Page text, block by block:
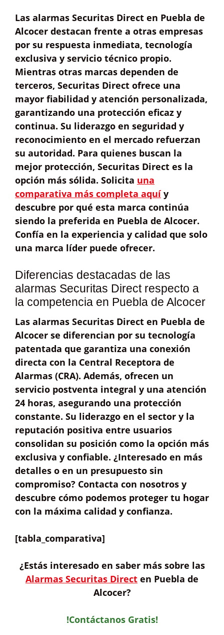
Las alarmas Securitas Direct en Puebla de
Alcocer destacan frente a otras empresas
por su respuesta inmediata, tecnología
exclusiva y servicio técnico propio.
Mientras otras marcas dependen de
terceros, Securitas Direct ofrece una
mayor fiabilidad y atención personalizada,
garantizando una protección eficaz y
continua. Su liderazgo en seguridad y
reconocimiento en el mercado refuerzan
su autoridad. Para quienes buscan la
mejor protección, Securitas Direct es la
opción más sólida. Solicita una
comparativa más completa aquíy
descubre por qué esta marca continúa
siendo la preferida en Puebla de Alcocer.
Confía en la experiencia y calidad que solo
una marca líder puede ofrecer.
Diferencias destacadas de las
alarmas Securitas Direct respecto a
la competencia en Puebla de Alcocer
Las alarmas Securitas Direct en Puebla de
Alcocer se diferencian por su tecnología
patentada que garantiza una conexión
directa con la Central Receptora de
Alarmas (CRA). Además, ofrecen un
servicio postventa integral y una atención
24 horas, asegurando una protección
constante. Su liderazgo en el sector y la
reputación positiva entre usuarios
consolidan su posición como la opción más
exclusiva y confiable. ¿Interesado en más
detalles o en un presupuesto sin
compromiso? Contacta con nosotros y
descubre cómo podemos proteger tu hogar
con la máxima calidad y confianza.
[tabla_comparativa]
¿Estás interesado en saber más sobre las
Alarmas Securitas Direct en Puebla de
Alcocer?
!Contáctanos Gratis!